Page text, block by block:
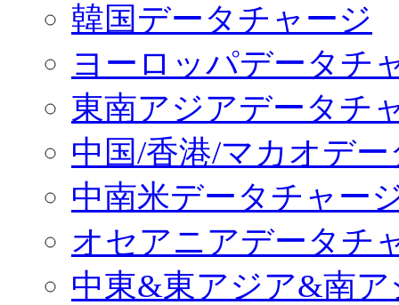
韓国データチャージ
ヨーロッパデータチ
東南アジアデータチ
中国/香港/マカオデ
中南米データチャー
オセアニアデータチ
中東&東アジア&南